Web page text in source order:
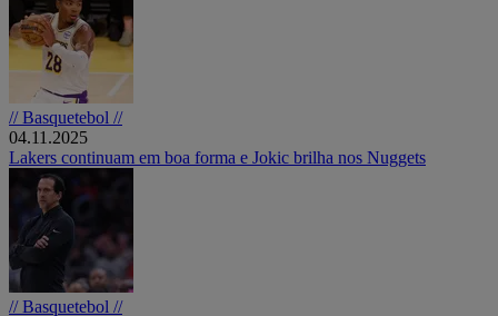
// Basquetebol //
04.11.2025
Lakers continuam em boa forma e Jokic brilha nos Nuggets
// Basquetebol //